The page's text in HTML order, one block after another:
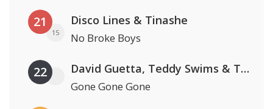
21
15
Disco Lines & Tinashe
No Broke Boys
22 David Guetta, Teddy Swims & Tones And I
Gone Gone Gone